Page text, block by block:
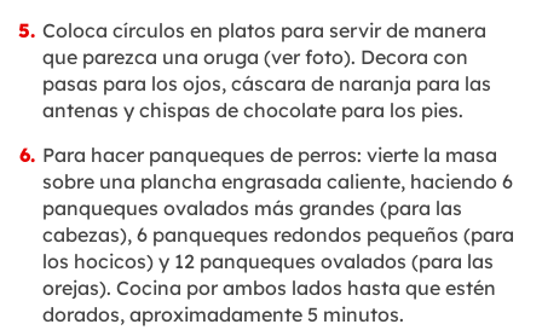
Coloca círculos en platos para servir de manera
que parezca una oruga (ver foto). Decora con
pasas para los ojos, cáscara de naranja para las
antenas y chispas de chocolate para los pies.
Para hacer panqueques de perros: vierte la masa
sobre una plancha engrasada caliente, haciendo 6
panqueques ovalados más grandes (para las
cabezas), 6 panqueques redondos pequeños (para
los hocicos) y 12 panqueques ovalados (para las
orejas). Cocina por ambos lados hasta que estén
dorados, aproximadamente 5 minutos.